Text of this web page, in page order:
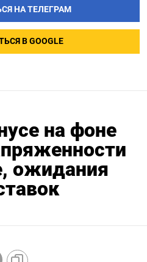
НА ТЕЛЕГРАМ
В GOOGLE
на фоне
ожидания